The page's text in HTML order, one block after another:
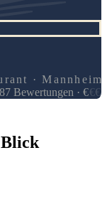
· Mannheim
Bewertungen ·€€€